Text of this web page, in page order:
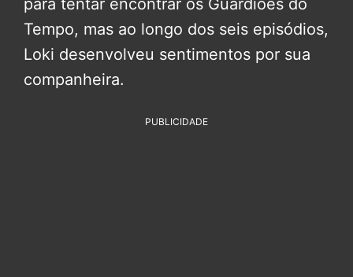
para tentar encontrar os Guardiões do
Tempo, mas ao longo dos seis episódios,
Loki desenvolveu sentimentos por sua
companheira.
PUBLICIDADE